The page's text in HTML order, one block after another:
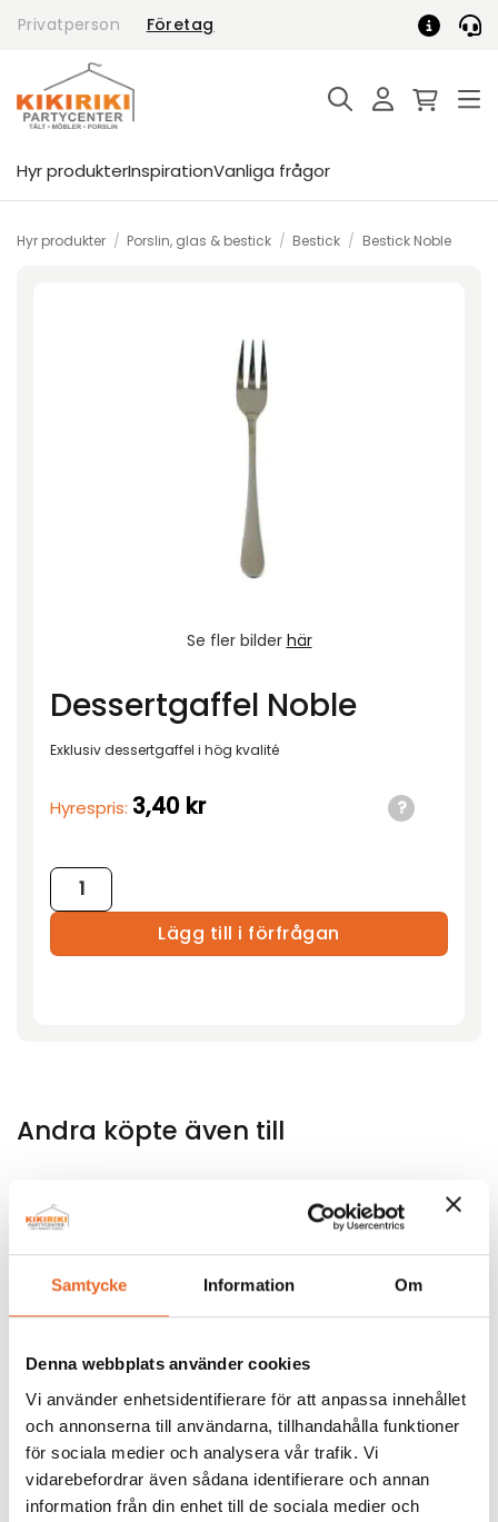
Samtycke Information Om
Denna webbplats använder cookies
Vi använder enhetsidentifierare för att anpassa innehållet
och annonserna till användarna, tillhandahålla funktioner
för sociala medier och analysera vår trafik. Vi
vidarebefordrar även sådana identifierare och annan
information från din enhet till de sociala medier och
Privatperson Företag
Hyr produkterInspirationVanliga frågor
Hyr produkter / Porslin, glas & bestick / Bestick / Bestick Noble
Se fler bilder här
Dessertgaffel Noble
Exklusiv dessertgaffel i hög kvalité
Hyrespris: 3,40 kr
Dessertgaffel Noble mängd
Lägg till i förfrågan
Andra köpte även till
Bildgalleri för denna produkt